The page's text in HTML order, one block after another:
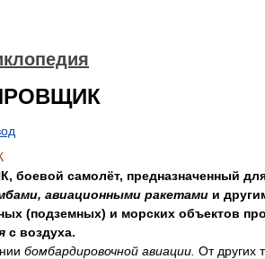
самолёт, предназначенный
авиационными ракетами и
(подземных) и морских объектов
с воздуха.
бомбардировочной авиации. От других